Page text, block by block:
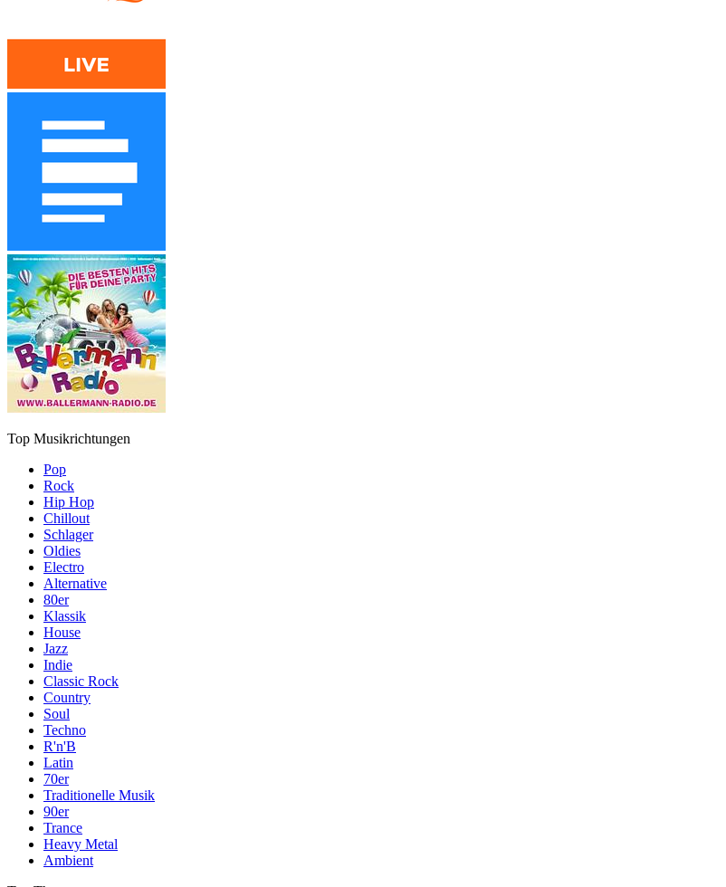
Top Musikrichtungen
Pop
Rock
Hip Hop
Chillout
Schlager
Oldies
Electro
Alternative
80er
Klassik
House
Jazz
Indie
Classic Rock
Country
Soul
Techno
R'n'B
Latin
70er
Traditionelle Musik
90er
Trance
Heavy Metal
Ambient